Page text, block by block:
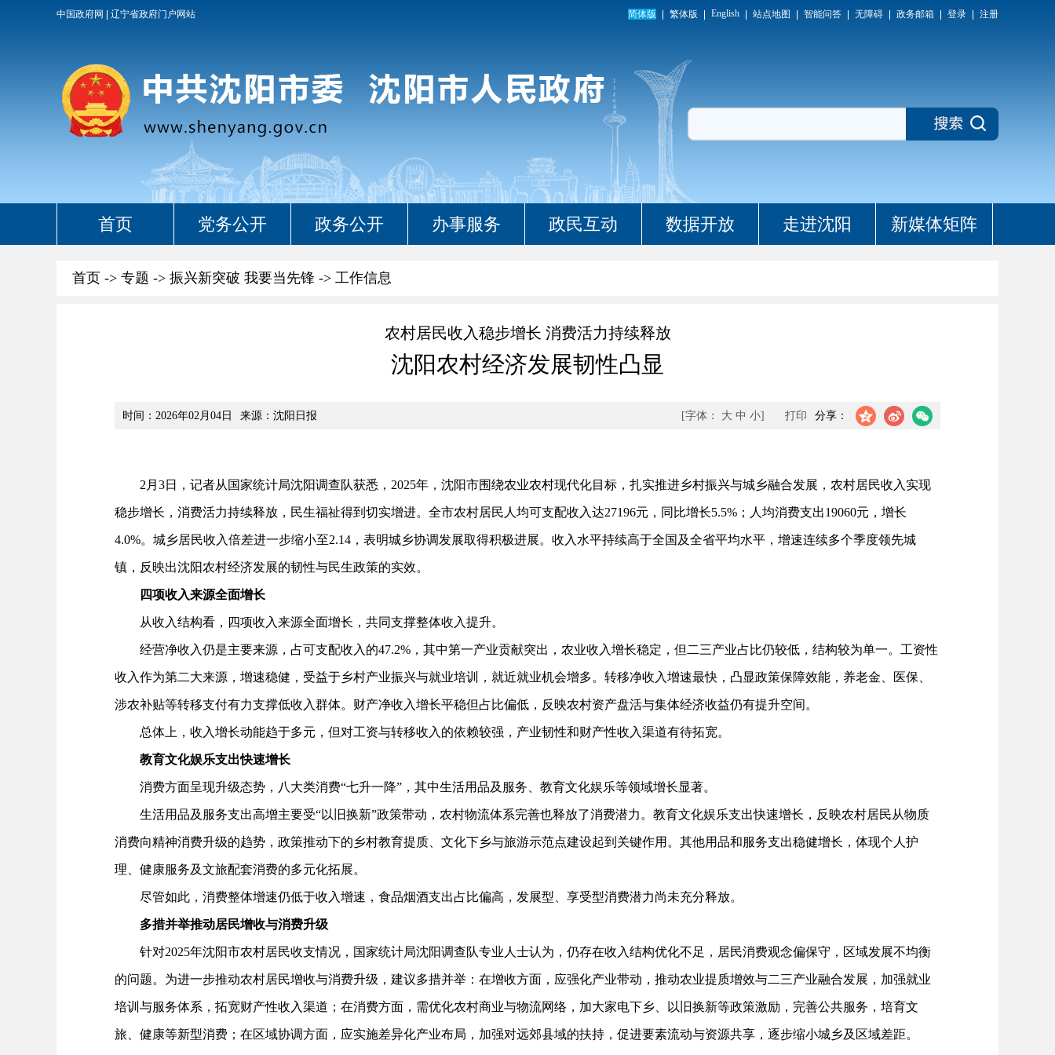
中国政府网 辽宁省政府门户网站 简体版 繁体版 English 站点地图 智能问答 无障碍 政务邮箱 登录 注册
首页 党务公开 政务公开 办事服务 政民互动 数据开放 走进沈阳 新媒体矩阵
首页 -> 专题 -> 振兴新突破 我要当先锋 -> 工作信息
农村居民收入稳步增长 消费活力持续释放
沈阳农村经济发展韧性凸显
时间：2026年02月04日 来源：沈阳日报 分享：
[字体： 大 中 小] 打印
2月3日，记者从国家统计局沈阳调查队获悉，2025年，沈阳市围绕农业农村现代化目标，扎实推进乡村振兴与城乡融合发展，农村居民收入实现
稳步增长，消费活力持续释放，民生福祉得到切实增进。全市农村居民人均可支配收入达27196元，同比增长5.5%；人均消费支出19060元，增长
4.0%。城乡居民收入倍差进一步缩小至2.14，表明城乡协调发展取得积极进展。收入水平持续高于全国及全省平均水平，增速连续多个季度领先城
镇，反映出沈阳农村经济发展的韧性与民生政策的实效。
四项收入来源全面增长
从收入结构看，四项收入来源全面增长，共同支撑整体收入提升。
经营净收入仍是主要来源，占可支配收入的47.2%，其中第一产业贡献突出，农业收入增长稳定，但二三产业占比仍较低，结构较为单一。工资性
收入作为第二大来源，增速稳健，受益于乡村产业振兴与就业培训，就近就业机会增多。转移净收入增速最快，凸显政策保障效能，养老金、医保、
涉农补贴等转移支付有力支撑低收入群体。财产净收入增长平稳但占比偏低，反映农村资产盘活与集体经济收益仍有提升空间。
总体上，收入增长动能趋于多元，但对工资与转移收入的依赖较强，产业韧性和财产性收入渠道有待拓宽。
教育文化娱乐支出快速增长
消费方面呈现升级态势，八大类消费“七升一降”，其中生活用品及服务、教育文化娱乐等领域增长显著。
生活用品及服务支出高增主要受“以旧换新”政策带动，农村物流体系完善也释放了消费潜力。教育文化娱乐支出快速增长，反映农村居民从物质
消费向精神消费升级的趋势，政策推动下的乡村教育提质、文化下乡与旅游示范点建设起到关键作用。其他用品和服务支出稳健增长，体现个人护
理、健康服务及文旅配套消费的多元化拓展。
尽管如此，消费整体增速仍低于收入增速，食品烟酒支出占比偏高，发展型、享受型消费潜力尚未充分释放。
多措并举推动居民增收与消费升级
针对2025年沈阳市农村居民收支情况，国家统计局沈阳调查队专业人士认为，仍存在收入结构优化不足，居民消费观念偏保守，区域发展不均衡
的问题。为进一步推动农村居民增收与消费升级，建议多措并举：在增收方面，应强化产业带动，推动农业提质增效与二三产业融合发展，加强就业
培训与服务体系，拓宽财产性收入渠道；在消费方面，需优化农村商业与物流网络，加大家电下乡、以旧换新等政策激励，完善公共服务，培育文
旅、健康等新型消费；在区域协调方面，应实施差异化产业布局，加强对远郊县域的扶持，促进要素流动与资源共享，逐步缩小城乡及区域差距。